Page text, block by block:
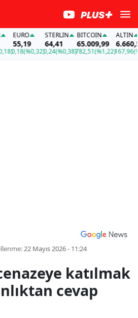
EURO
55,19
0,18(%0,32)
STERLIN
64,41
0,24(%0,38)
BITCOIN
65.009,99
782,51(%1,22)
ALTIN
6.660,55
167,96
22 Mayıs 2026 - 11:24
katılmak
cevap